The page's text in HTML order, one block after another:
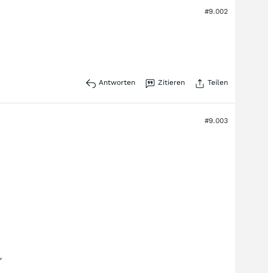
#9.002
Antworten Zitieren Teilen
#9.003